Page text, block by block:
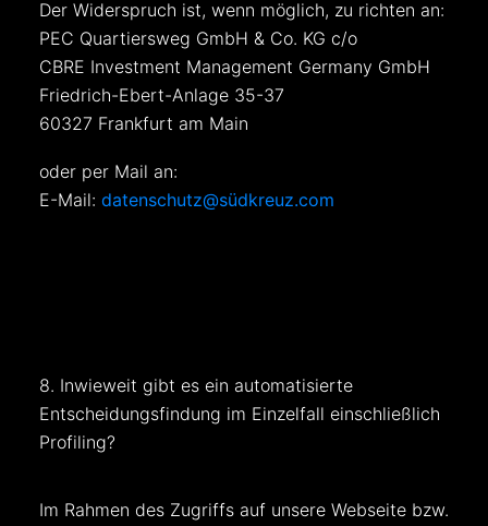
Der Widerspruch ist, wenn möglich, zu richten an:
PEC Quartiersweg GmbH & Co. KG c/o
CBRE Investment Management Germany GmbH
Friedrich-Ebert-Anlage 35-37
60327 Frankfurt am Main
oder per Mail an:
E-Mail: datenschutz@südkreuz.com
8. Inwieweit gibt es ein automatisierte
Entscheidungsfindung im Einzelfall einschließlich
Profiling?
Im Rahmen des Zugriffs auf unsere Webseite bzw.